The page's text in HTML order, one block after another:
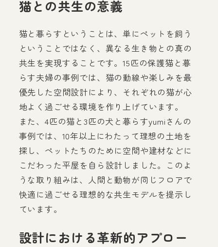
猫との共生の意義
猫と暮らすということは、単にペットを飼う
ということではなく、異なる生き物との真の
共生を実現することです。15匹の保護猫と暮
らす夫婦の事例では、猫の動線や楽しみを最
優先した空間設計により、それぞれの猫が心
地よく過ごせる環境を作り上げています。
また、4匹の猫と3匹の犬と暮らすyumiさんの
事例では、10年以上にわたって理想の土地を
探し、ペットたちのために空間や建材などに
こだわった平屋を自ら設計しました。このよ
うな取り組みは、人間と動物が同じフロアで
快適に過ごせる理想的な共生モデルを提示し
ています。
設計における革新的アプロー